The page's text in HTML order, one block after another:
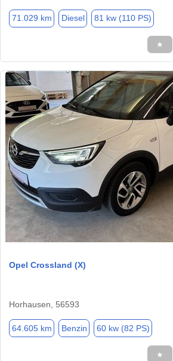
71.029 km Diesel 81 kw (110 PS)
★
Opel Crossland (X)
Horhausen, 56593
64.605 km Benzin 60 kw (82 PS)
★